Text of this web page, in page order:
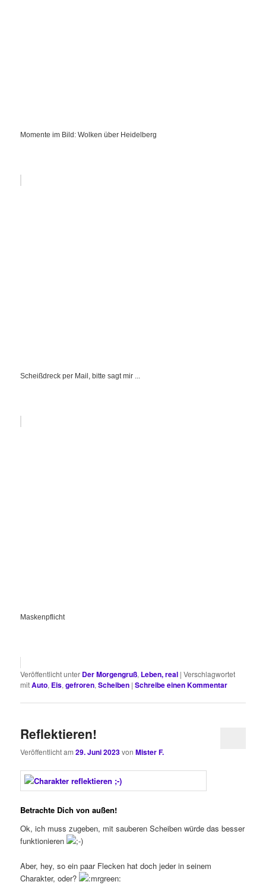
Momente im Bild: Wolken über Heidelberg
Scheißdreck per Mail, bitte sagt mir ...
Maskenpflicht
Veröffentlicht unter Der Morgengruß, Leben, real |Verschlagwortet
mitAuto, Eis,gefroren,Scheiben |Schreibe einen Kommentar
Reflektieren!
Veröffentlicht am29. Juni 2023vonMister F.
Betrachte Dich von außen!
Ok, ich muss zugeben, mit sauberen Scheiben würde das besser
funktionieren
Aber, hey, so ein paar Flecken hat doch jeder in seinem
Charakter, oder?